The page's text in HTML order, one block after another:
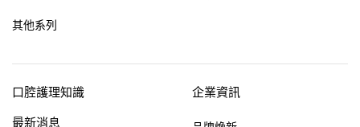
其他系列
口腔護理知識
最新消息
企業資訊